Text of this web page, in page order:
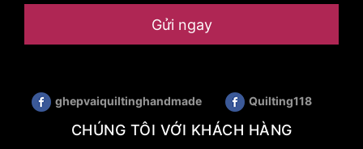
Gửi ngay
ghepvaiquiltinghandmade Quilting118
CHÚNG TÔI VỚI KHÁCH HÀNG